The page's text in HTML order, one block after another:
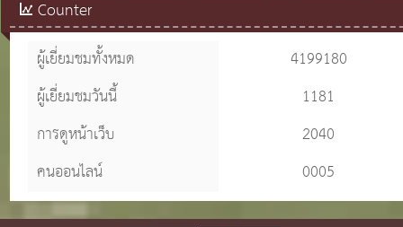
Counter
ผู้เยี่ยมชมทั้งหมด
4199180
ผู้เยี่ยมชมวันนี้
1181
การดูหน้าเว็บ
2040
คนออนไลน์
0005